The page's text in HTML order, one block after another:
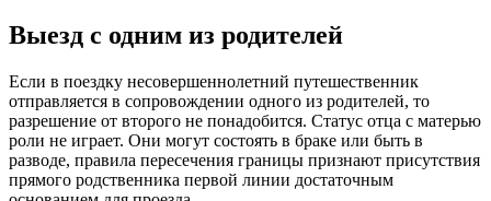
Выезд с одним из родителей
Если в поездку несовершеннолетний путешественник
отправляется в сопровождении одного из родителей, то
разрешение от второго не понадобится. Статус отца с матерью
роли не играет. Они могут состоять в браке или быть в
разводе, правила пересечения границы признают присутствия
прямого родственника первой линии достаточным